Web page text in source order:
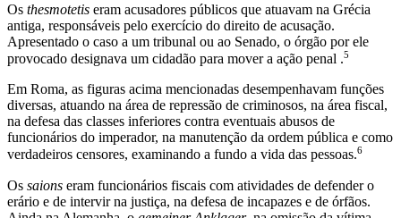
Os thesmotetis eram acusadores públicos que atuavam na Grécia
antiga, responsáveis pelo exercício do direito de acusação.
Apresentado o caso a um tribunal ou ao Senado, o órgão por ele
provocado designava um cidadão para mover a ação penal .5
Em Roma, as figuras acima mencionadas desempenhavam funções
diversas, atuando na área de repressão de criminosos, na área fiscal,
na defesa das classes inferiores contra eventuais abusos de
funcionários do imperador, na manutenção da ordem pública e como
verdadeiros censores, examinando a fundo a vida das pessoas.6
Os saions eram funcionários fiscais com atividades de defender o
erário e de intervir na justiça, na defesa de incapazes e de órfãos.